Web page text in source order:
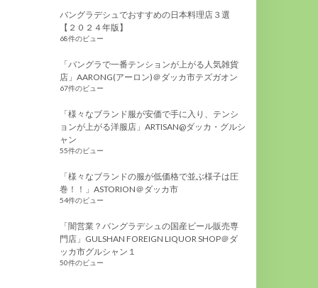
バングラデシュでおすすめの日本料理店３選
【２０２４年版】
68件のビュー
「バングラで一番テンションが上がる人気雑貨
店」AARONG(アーロン)＠ダッカ市テズガオン
67件のビュー
「様々なブランド服が安価で手に入り、テンシ
ョンが上がる洋服店」ARTISAN@ダッカ・グルシ
ャン
55件のビュー
「様々なブランドの服が低価格で並ぶ様子は圧
巻！！」ASTORION＠ダッカ市
54件のビュー
「闇営業？バングラデシュの国産ビール販売専
門店」GULSHAN FOREIGN LIQUOR SHOP＠ダ
ッカ市グルシャン１
50件のビュー